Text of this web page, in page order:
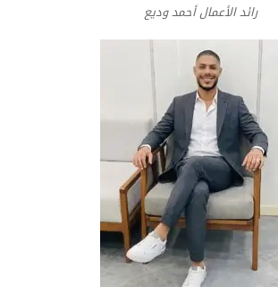
رائد الأعمال أحمد وديع